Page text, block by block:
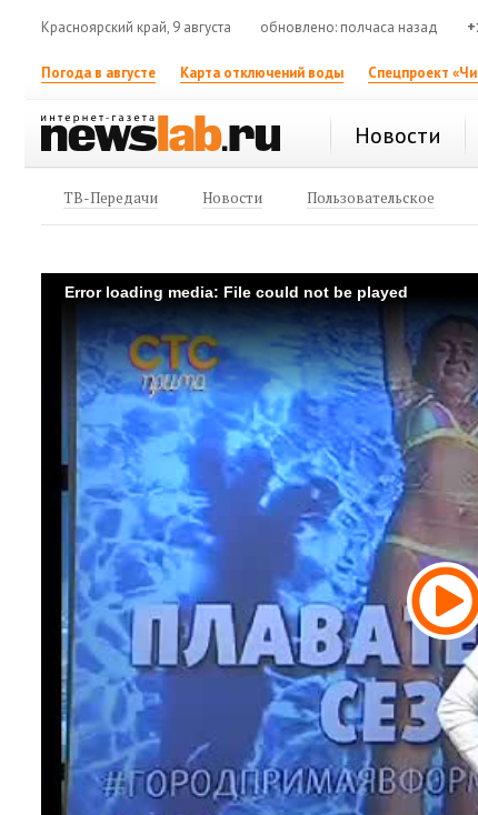
Красноярский край, 9 августа обновлено: полчаса назад
Погода в августе Карта отключений воды Спецпроект
Новости
ТВ-Передачи Новости Пользовательское
Error loading media: File could not be played